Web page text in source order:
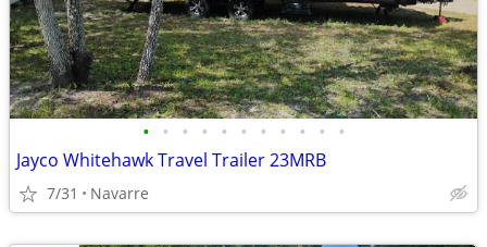
• • • • • • • • • • •
Jayco Whitehawk Travel Trailer 23MRB
7/31 Navarre